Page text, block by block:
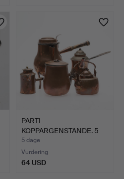
PARTI
KOPPARGENSTANDE. 5
stk. 1800/1900-ta…
5 dage
Vurdering
64 USD